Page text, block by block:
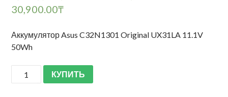
30,900.00₸
Аккумулятор Asus C32N1301 Original UX31LA 11.1V
50Wh
КУПИТЬ